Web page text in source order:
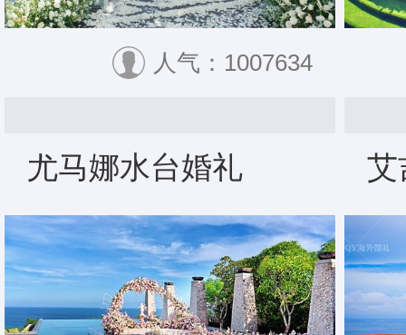
人气：1007634
尤马娜水台婚礼 艾